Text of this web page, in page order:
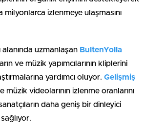
izlenmeye ulaşmasını
alanında uzmanlaşan BultenYolla
ve müzik yapımcılarının kliplerini
yardımcı oluyor. Gelişmiş
müzik videolarının izlenme oranlarını
daha geniş bir dinleyici